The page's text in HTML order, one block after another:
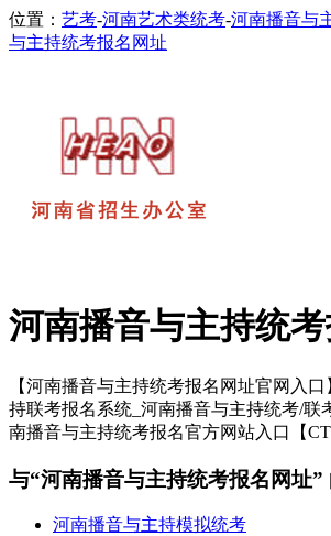
位置： 艺考-河南艺术类统考-河南播音与
与主持统考报名网址
河南播音与主持统
【河南播音与主持统考报名网址官网入
持联考报名系统_河南播音与主持统考/联
南播音与主持统考报名官方网站入口【
与“河南播音与主持统考报名网址”
河南播音与主持模拟统考